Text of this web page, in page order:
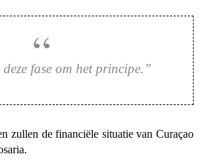
deze fase om het principe.”
zullen de financiële situatie van Curaçao